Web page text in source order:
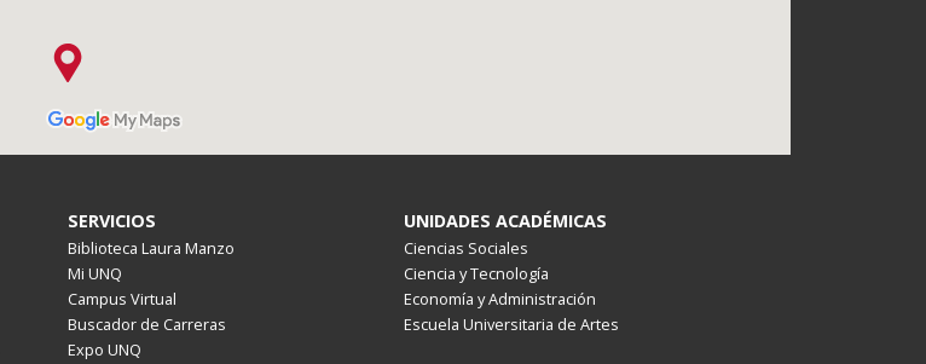
SERVICIOS
Biblioteca Laura Manzo
Mi UNQ
Campus Virtual
Buscador de Carreras
Expo UNQ
UNIDADES ACADÉMICAS
Ciencias Sociales
Ciencia y Tecnología
Economía y Administración
Escuela Universitaria de Artes